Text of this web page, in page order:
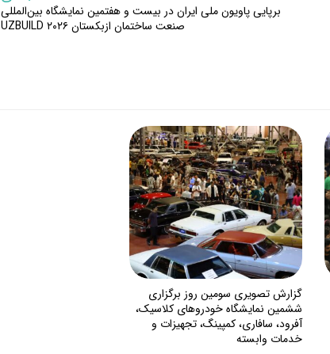
برپایی پاویون ملی ایران در بیست و هفتمین نمایشگاه بین‌المللی
صنعت ساختمان ازبکستان UZBUILD ۲۰۲۶
گزارش تصویری سومین روز برگزاری
ششمین نمایشگاه خودروهای کلاسیک،
آفرود، سافاری، کمپینگ، تجهیزات و
خدمات وابسته